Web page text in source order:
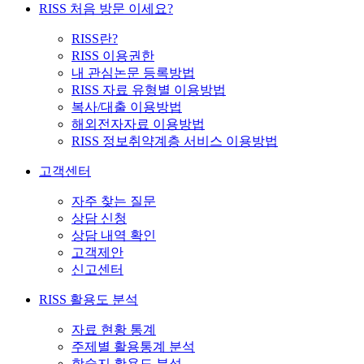
RISS 처음 방문 이세요?
RISS란?
RISS 이용권한
내 관심논문 등록방법
RISS 자료 유형별 이용방법
복사/대출 이용방법
해외전자자료 이용방법
RISS 정보취약계층 서비스 이용방법
고객센터
자주 찾는 질문
상담 신청
상담 내역 확인
고객제안
신고센터
RISS 활용도 분석
자료 현황 통계
주제별 활용통계 분석